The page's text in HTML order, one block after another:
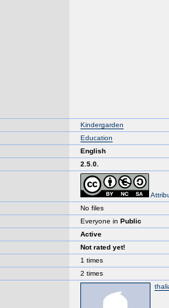
Kindergarden
Education
English
2.5.0.
No files
Everyone in Public
Active
Not rated yet!
1 times
2 times